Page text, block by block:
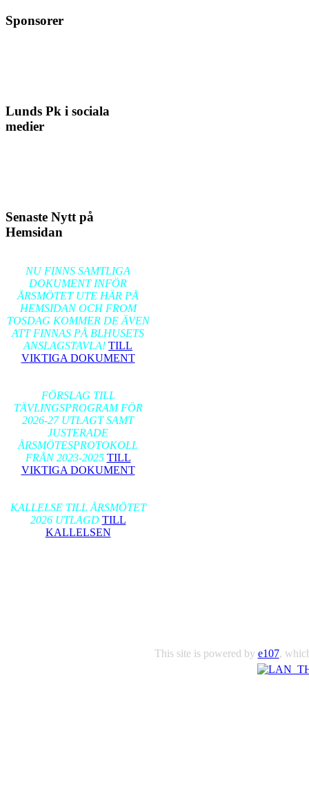
Sponsorer
Lunds Pk i sociala
medier
Senaste Nytt på
Hemsidan
NU FINNS SAMTLIGA
DOKUMENT INFÖR
ÅRSMÖTET UTE HÄR PÅ
HEMSIDAN OCH FROM
TOSDAG KOMMER DE ÄVEN
ATT FINNAS PÅ BLHUSETS
ANSLAGSTAVLA! TILL
VIKTIGA DOKUMENT
FÖRSLAG TILL
TÄVLINGSPROGRAM FÖR
2026-27 UTLAGT SAMT
JUSTERADE
ÅRSMÖTESPROTOKOLL
FRÅN 2023-2025 TILL
VIKTIGA DOKUMENT
KALLELSE TILL ÅRSMÖTET
2026 UTLAGD TILL
KALLELSEN
This site is powered by e107,